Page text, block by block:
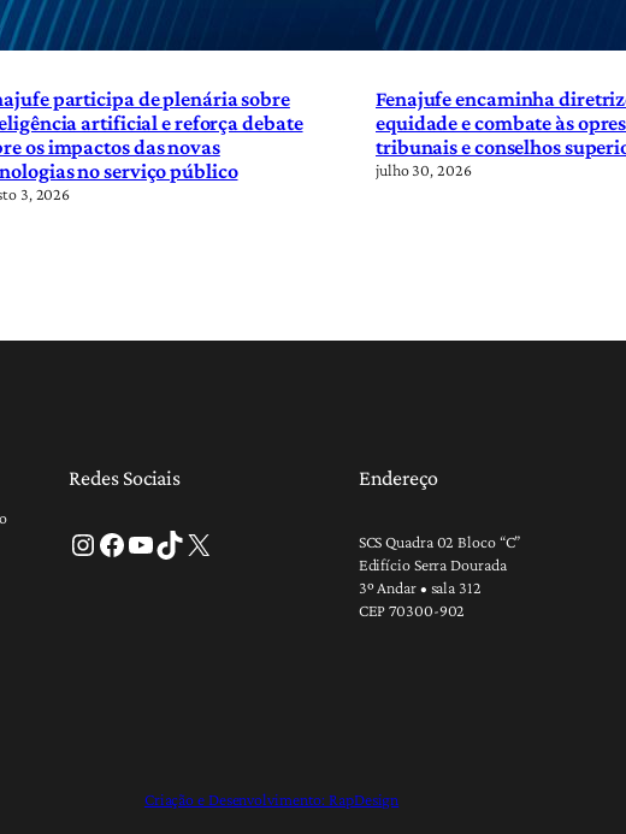
participa de plenária sobre
artificial e reforça debate
os impactos das novas
no serviço público
3, 2026
Fenajufe encaminha
equidade e combate às
tribunais e conselhos
julho 30, 2026
Redes Sociais
Instagram Facebook Youtube TikTok X
Endereço
SCS Quadra 02 Bloco “C”
Edifício Serra Dourada
3º Andar • sala 312
CEP 70300-902
Criação e Desenvolvimento: RapDesign